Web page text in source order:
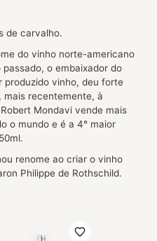
de carvalho.
do vinho norte-americano
o embaixador do
produzido vinho, deu forte
mais recentemente, à
Mondavi vende mais
o mundo e é a 4° maior
renome ao criar o vinho
Philippe de Rothschild.